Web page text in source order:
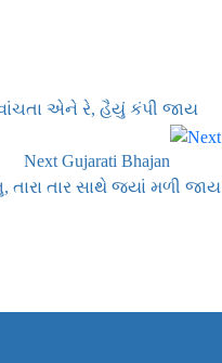
વાંચતા એને રે, હૈયું કંપી જાય
Next Gujarati Bhajan
તારા તાર સાથે જ્યાં મળી જાય